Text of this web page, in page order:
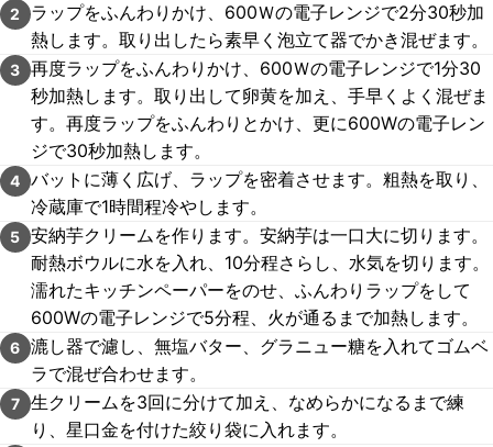
2
ラップをふんわりかけ、600Ｗの電子レンジで2分30秒加
熱します。取り出したら素早く泡立て器でかき混ぜます。
3 再度ラップをふんわりかけ、600Ｗの電子レンジで1分30
秒加熱します。取り出して卵黄を加え、手早くよく混ぜま
す。再度ラップをふんわりとかけ、更に600Wの電子レン
ジで30秒加熱します。
4 バットに薄く広げ、ラップを密着させます。粗熱を取り、
冷蔵庫で1時間程冷やします。
5 安納芋クリームを作ります。安納芋は一口大に切ります。
耐熱ボウルに水を入れ、10分程さらし、水気を切ります。
濡れたキッチンペーパーをのせ、ふんわりラップをして
600Wの電子レンジで5分程、火が通るまで加熱します。
6 漉し器で濾し、無塩バター、グラニュー糖を入れてゴムベ
ラで混ぜ合わせます。
7 生クリームを3回に分けて加え、なめらかになるまで練
り、星口金を付けた絞り袋に入れます。